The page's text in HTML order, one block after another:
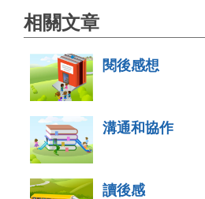
相關文章
閱後感想
溝通和協作
讀後感